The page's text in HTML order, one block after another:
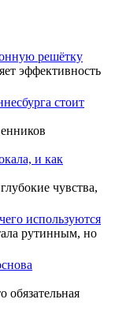
решётку
эффективность
стоит
и как
чувства,
используются
рутинным, но